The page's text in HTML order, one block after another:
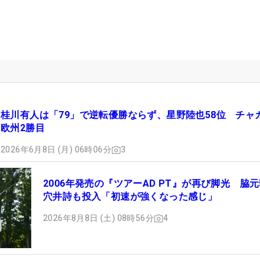
桂川有人は「79」で逆転優勝ならず、星野陸也58位 チャ
欧州2勝目
2026年6月8日 (月) 06時06分 3
2006年発売の『ツアーAD PT』が再び脚光 脇
穴井詩も投入「初速が強くなった感じ」
2026年8月8日 (土) 08時56分 4